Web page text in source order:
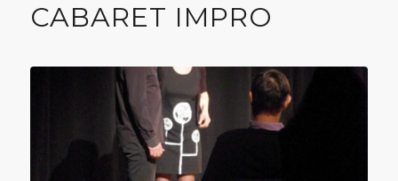
CABARET IMPRO